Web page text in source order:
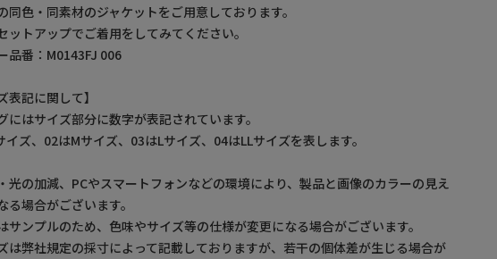
同色・同素材のジャケットをご用意しております。
ットアップでご着用をしてみてください。
品番：M0143FJ 006
表記に関して】
にはサイズ部分に数字が表記されています。
イズ、02はMサイズ、03はLサイズ、04はLLサイズを表します。
光の加減、PCやスマートフォンなどの環境により、製品と画像のカラーの見え
る場合がございます。
サンプルのため、色味やサイズ等の仕様が変更になる場合がございます。
は弊社規定の採寸によって記載しておりますが、若干の個体差が生じる場合が